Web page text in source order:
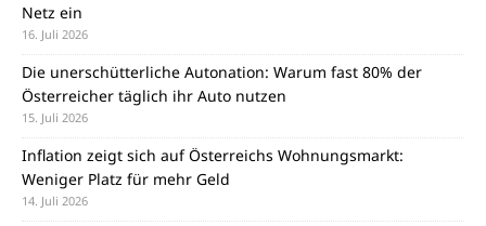
Netz ein
16. Juli 2026
Die unerschütterliche Autonation: Warum fast 80% der
Österreicher täglich ihr Auto nutzen
15. Juli 2026
Inflation zeigt sich auf Österreichs Wohnungsmarkt:
Weniger Platz für mehr Geld
14. Juli 2026